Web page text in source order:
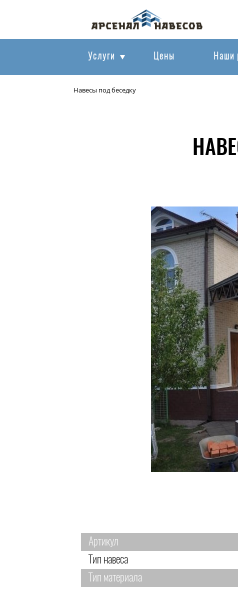
Услуги Цены Наши
Навесы под беседку
Артикул
Тип навеса
Тип материала